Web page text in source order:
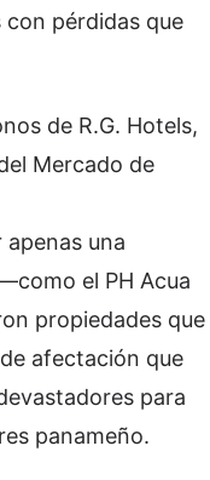
pérdidas que
de R.G. Hotels,
Mercado de
una
el PH Acua
propiedades que
afectación que
para
panameño.